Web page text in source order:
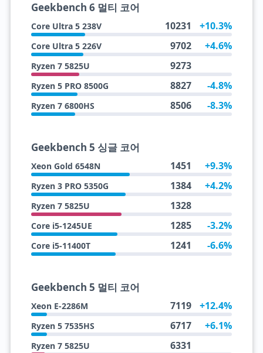
Geekbench 6 멀티 코어
Core Ultra 5 238V 10231 +10.3%
Core Ultra 5 226V 9702 +4.6%
Ryzen 7 5825U 9273
Ryzen 5 PRO 8500G 8827 -4.8%
Ryzen 7 6800HS 8506 -8.3%
Geekbench 5 싱글 코어
Xeon Gold 6548N 1451 +9.3%
Ryzen 3 PRO 5350G 1384 +4.2%
Ryzen 7 5825U 1328
Core i5-1245UE 1285 -3.2%
Core i5-11400T 1241 -6.6%
Geekbench 5 멀티 코어
Xeon E-2286M 7119 +12.4%
Ryzen 5 7535HS 6717 +6.1%
Ryzen 7 5825U 6331